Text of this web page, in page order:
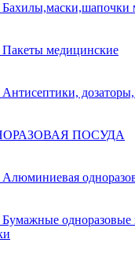
Бахилы,маски,шапочки
Пакеты медицинские
Антисептики,
ПОСУДА
Алюминиевая
Бумажные одноразовые